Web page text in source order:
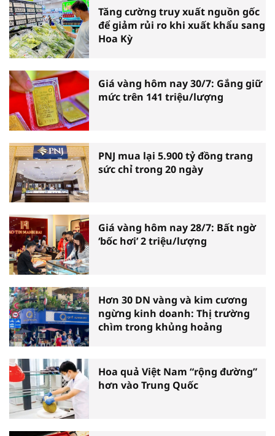
Tăng cường truy xuất nguồn gốc
để giảm rủi ro khi xuất khẩu sang
Hoa Kỳ
Giá vàng hôm nay 30/7: Gắng giữ
mức trên 141 triệu/lượng
PNJ mua lại 5.900 tỷ đồng trang
sức chỉ trong 20 ngày
Giá vàng hôm nay 28/7: Bất ngờ
‘bốc hơi’ 2 triệu/lượng
Hơn 30 DN vàng và kim cương
ngừng kinh doanh: Thị trường
chìm trong khủng hoảng
Hoa quả Việt Nam “rộng đường”
hơn vào Trung Quốc